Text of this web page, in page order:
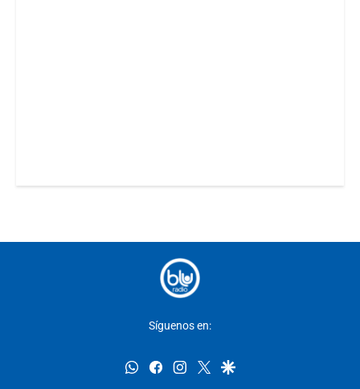
Síguenos en:
whatsappfacebookinstagram
twittergoogle